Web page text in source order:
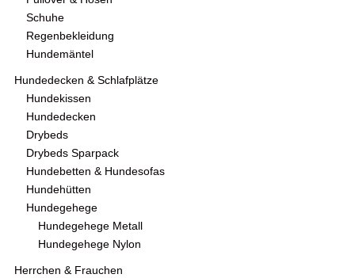
Schuhe
Regenbekleidung
Hundemäntel
Hundedecken & Schlafplätze
Hundekissen
Hundedecken
Drybeds
Drybeds Sparpack
Hundebetten & Hundesofas
Hundehütten
Hundegehege
Hundegehege Metall
Hundegehege Nylon
Herrchen & Frauchen